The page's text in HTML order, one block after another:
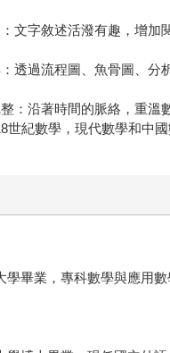
文字敘述活潑有趣，增加
透過流程圖、魚骨圖、分
：沿著時間的脈絡，重溫
世紀數學，現代數學和中國
學畢業，專科數學與應用